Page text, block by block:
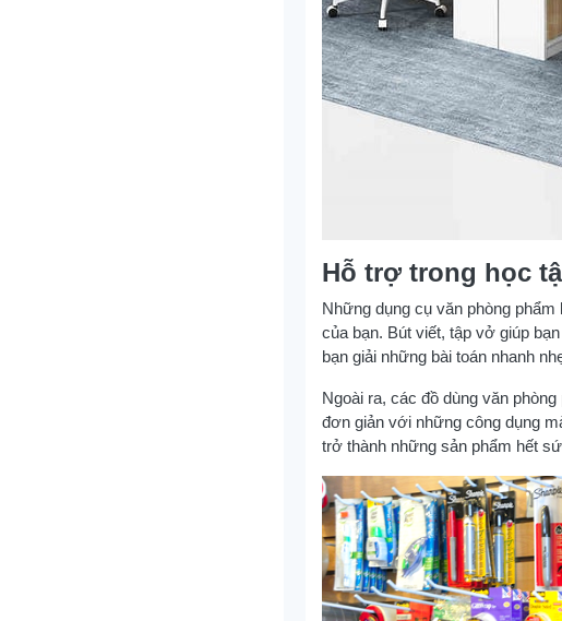
Hỗ trợ trong học
Những dụng cụ văn phòng
của bạn. Bút viết, tập vở giúp
bạn giải những bài toán nhanh
Ngoài ra, các đồ dùng văn
đơn giản với những công dụng
trở thành những sản phẩm hết